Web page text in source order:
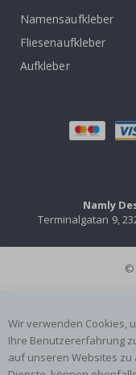
Namensaufkleber
Fliesenaufkleber
Aufkleber
Namly
Terminalgatan 9,
©
Wir verwenden Cookies,
Ihre Benutzererfahrung
auf unseren Websites